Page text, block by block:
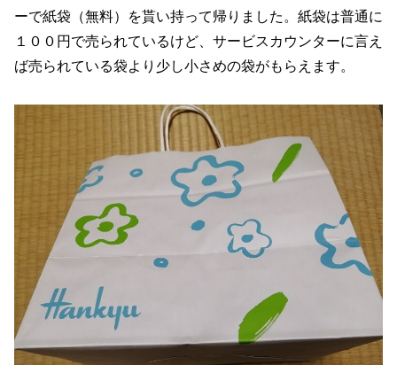
ーで紙袋（無料）を貰い持って帰りました。紙袋は普通に
１００円で売られているけど、サービスカウンターに言え
ば売られている袋より少し小さめの袋がもらえます。